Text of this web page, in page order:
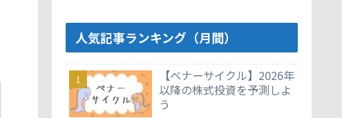
人気記事ランキング（月間）
【ベナーサイクル】2026年
以降の株式投資を予測しよ
う